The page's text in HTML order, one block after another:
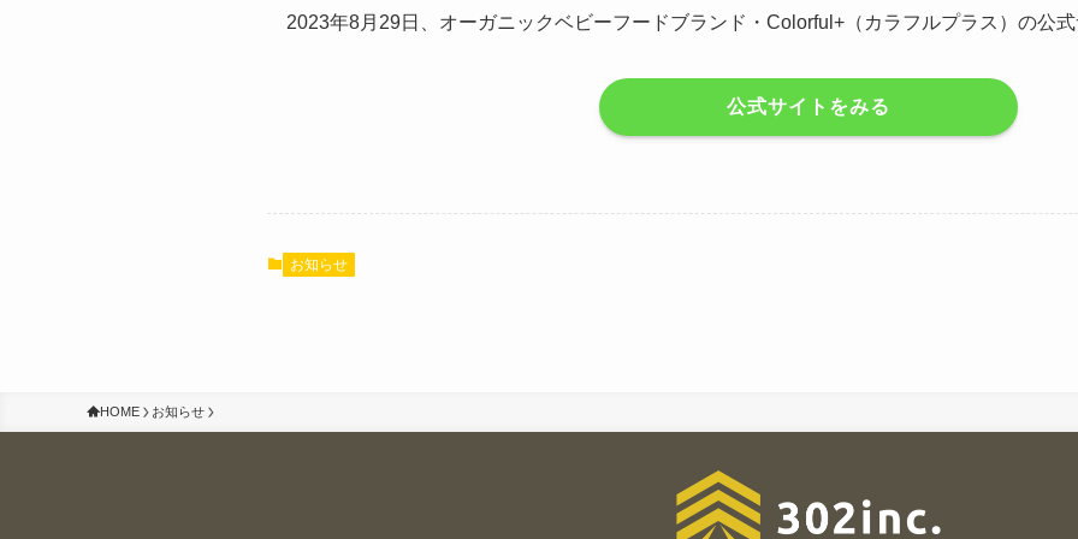
2023年8月29日、オーガニックベビーフードブランド・Colorful+（カラフルプラス）の公式
公式サイトをみる
お知らせ
HOME お知らせ